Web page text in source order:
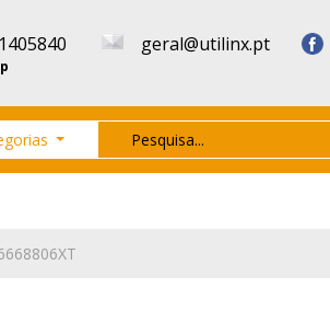
geral@utilinx.pt